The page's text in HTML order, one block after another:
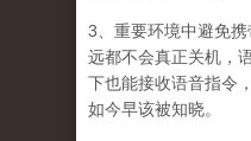
3、重要环境中避免
远都不会真正关机，
下也能接收语音指令
如今早该被知晓。